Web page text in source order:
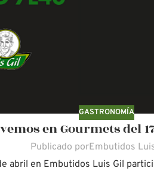
GASTRONOMÍA
vemos en Gourmets del
Publicado porEmbutidos
abril en Embutidos Luis Gil